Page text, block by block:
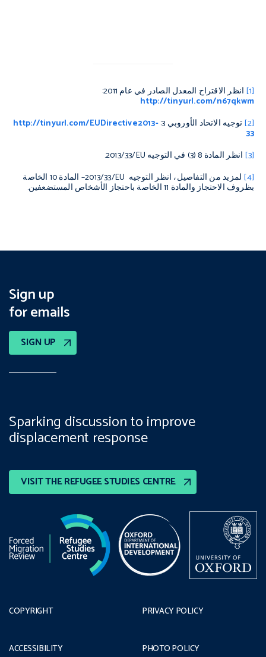
[1] انظر الاقتراح المعدل الصادر في عام 2011:
http://tinyurl.com/n67qkwm
[2]توجيه الاتحاد الأوروبي 3
:
http://tinyurl.com/EUDirective2013-
33
[3] انظر المادة 8 (3) في التوجيه 2013/33/EU
.
[4] لمزيد من التفاصيل، انظر التوجيه 2013/33/EU – المادة 10 الخاصة
بظروف الاحتجاز والمادة 11 الخاصة باحتجاز الأشخاص المستضعفين.
Sign up
for emails
SIGN UP
VISIT THE REFUGEE STUDIES CENTRE
Sparking discussion to improve
displacement response
COPYRIGHT
ACCESSIBILITY
PRIVACY POLICY
PHOTO POLICY